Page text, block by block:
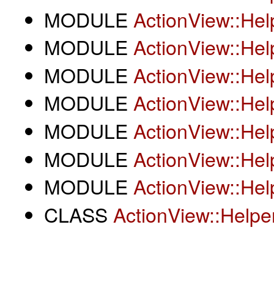
MODULE
MODULE
MODULE
MODULE
MODULE
MODULE
MODULE
CLASS